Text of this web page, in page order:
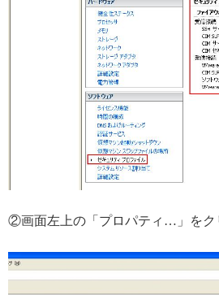
②画面左上の「プロパティ…」をク